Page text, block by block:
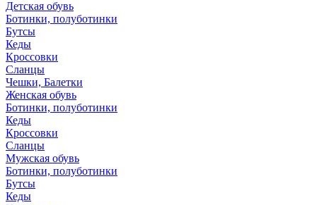
Детская обувь
Ботинки, полуботинки
Бутсы
Кеды
Кроссовки
Сланцы
Чешки, Балетки
Женская обувь
Ботинки, полуботинки
Кеды
Кроссовки
Сланцы
Мужская обувь
Ботинки, полуботинки
Бутсы
Кеды